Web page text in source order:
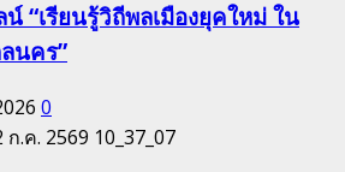
“เรียนรู้วิถีพลเมืองยุคใหม่ ใน
นคร”
0